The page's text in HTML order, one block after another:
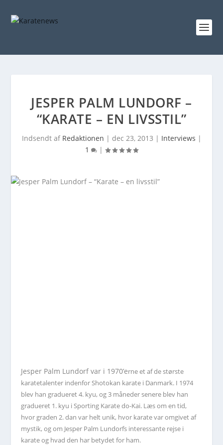
JESPER PALM LUNDORF –
“KARATE – EN LIVSSTIL”
Indsendt af Redaktionen | dec 23, 2013 | Interviews |
1
|
Jesper Palm Lundorf var i 1970’erne et af de største
karatetalenter indenfor Shotokan karate i Danmark. I 1974
blev han gradueret 4. kyu, og 3 måneder senere blev han
gradueret 1. kyu i Sporting Karate do-Kai. Læs om en tid,
hvor graden 2. dan var helt unik, hvor karate var omgivet af
mystik, og om Jesper Palm Lundorfs interessante rejse i
karate og hvad den har betydet for ham.